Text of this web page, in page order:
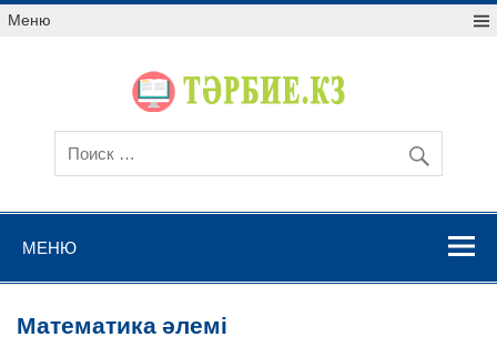
Меню
МЕНЮ
Математика әлемі